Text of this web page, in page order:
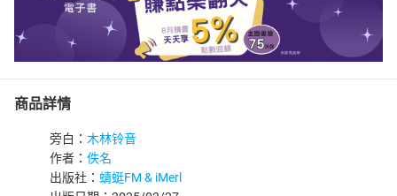
商品詳情
旁白： 木林铃音
作者： 佚名
出版社： 蜻蜓FM & iMerl